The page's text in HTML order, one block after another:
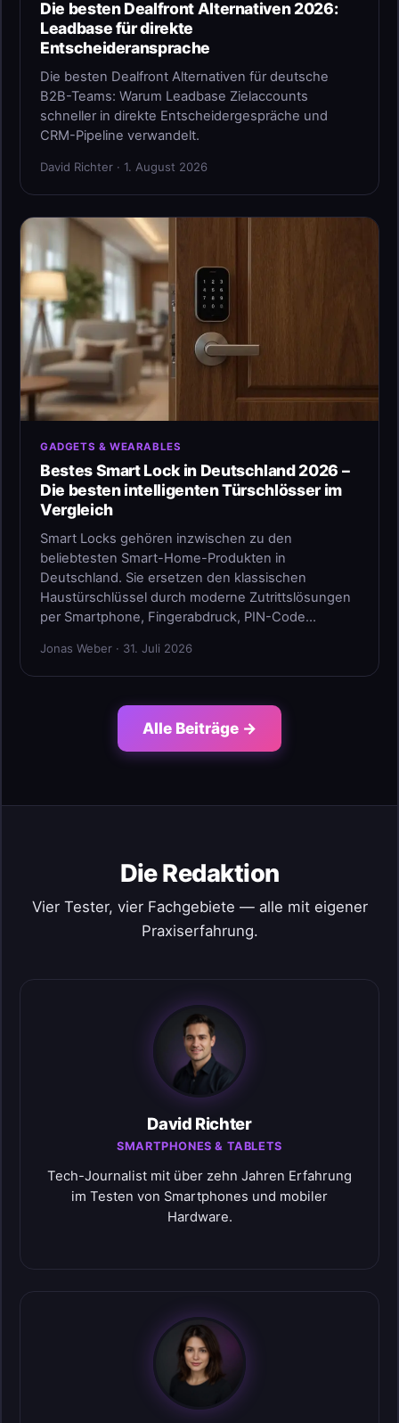
Die besten Dealfront Alternativen 2026:
Leadbase für direkte
Entscheideransprache
Die besten Dealfront Alternativen für deutsche
B2B-Teams: Warum Leadbase Zielaccounts
schneller in direkte Entscheidergespräche und
CRM-Pipeline verwandelt.
David Richter · 1. August 2026
GADGETS & WEARABLES
Bestes Smart Lock in Deutschland 2026 –
Die besten intelligenten Türschlösser im
Vergleich
Smart Locks gehören inzwischen zu den
beliebtesten Smart-Home-Produkten in
Deutschland. Sie ersetzen den klassischen
Haustürschlüssel durch moderne Zutrittslösungen
per Smartphone, Fingerabdruck, PIN-Code…
Jonas Weber · 31. Juli 2026
Alle Beiträge →
Die Redaktion
Vier Tester, vier Fachgebiete — alle mit eigener
Praxiserfahrung.
David Richter
SMARTPHONES & TABLETS
Tech-Journalist mit über zehn Jahren Erfahrung
im Testen von Smartphones und mobiler
Hardware.